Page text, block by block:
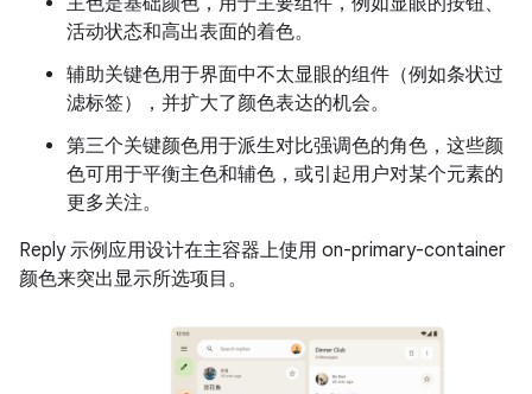
活动状态和高出表面的着色。
辅助关键色用于界面中不太显眼的组件（例如条状过
滤标签），并扩大了颜色表达的机会。
第三个关键颜色用于派生对比强调色的角色，这些颜
色可用于平衡主色和辅色，或引起用户对某个元素的
更多关注。
Reply 示例应用设计在主容器上使用 on-primary-container
颜色来突出显示所选项目。